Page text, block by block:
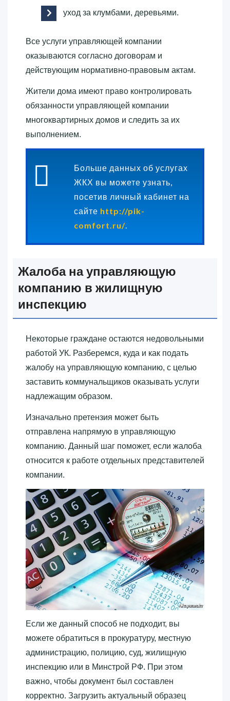
уход за клумбами, деревьями.
Все услуги управляющей компании
оказываются согласно договорам и
действующим нормативно-правовым актам.
Жители дома имеют право контролировать
обязанности управляющей компании
многоквартирных домов и следить за их
выполнением.
Больше данных об услугах
ЖКХ вы можете узнать,
посетив личный кабинет на
сайте http://pik-
comfort.ru/
Жалоба на управляющую
компанию в жилищную
инспекцию
Некоторые граждане остаются недовольными
работой УК. Разберемся, куда и как подать
жалобу на управляющую компанию, с целью
заставить коммунальщиков оказывать услуги
надлежащим образом.
Изначально претензия может быть
отправлена напрямую в управляющую
компанию. Данный шаг поможет, если жалоба
относится к работе отдельных представителей
компании.
Если же данный способ не подходит, вы
можете обратиться в прокуратуру, местную
администрацию, полицию, суд, жилищную
инспекцию или в Минстрой РФ. При этом
важно, чтобы документ был составлен
корректно. Загрузить актуальный образец